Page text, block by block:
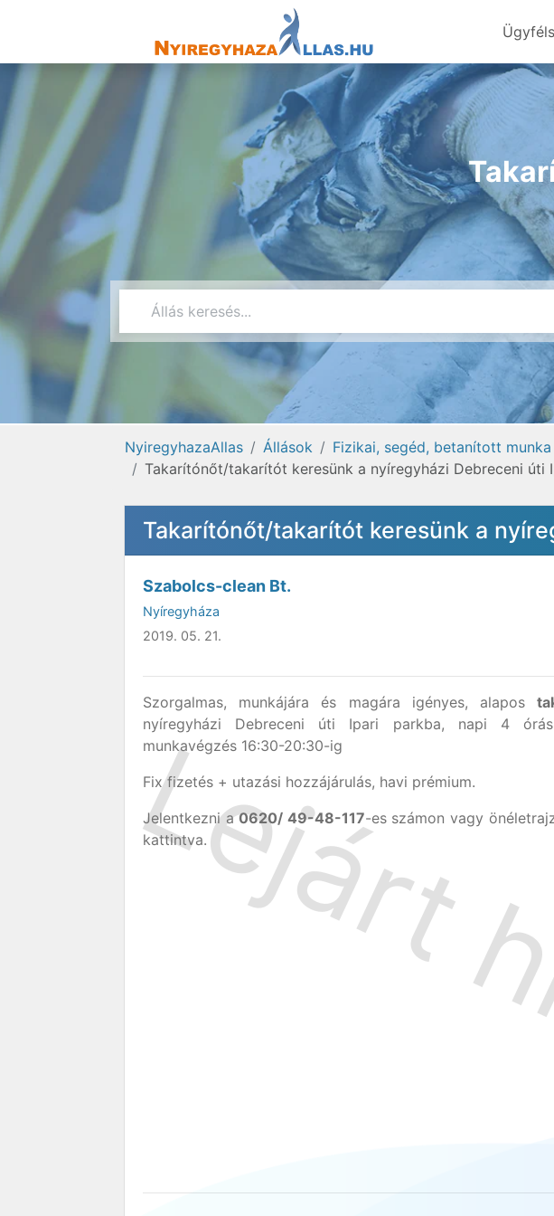
NyiregyhazaAllas Állások
Fizikai, segéd, betanított munka
Takarítónőt/takarítót keresünk a nyíregyházi Debreceni úti
Takarítónőt/takarítót keresünk a
Szabolcs-clean Bt.
Nyíregyháza
2019. 05. 21.
Szorgalmas, munkájára és magára igényes, alapos
nyíregyházi Debreceni úti Ipari parkba, napi 4
munkavégzés 16:30-20:30-ig
Fix fizetés + utazási hozzájárulás, havi prémium.
Jelentkezni a0620/ 49-48-117-es számon vagy
kattintva.